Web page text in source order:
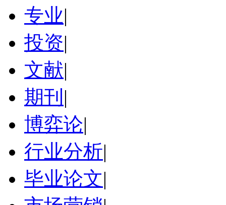
专业|
投资|
文献|
期刊 |
博弈论|
行业分析|
毕业论文|